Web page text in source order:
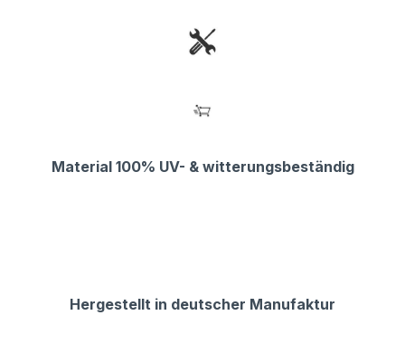
Material 100% UV- & witterungsbeständig
Hergestellt in deutscher Manufaktur